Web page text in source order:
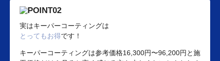
実はキーパーコーティングは
とってもお得です！
キーパーコーティングは参考価格16,300円〜96,200円と施